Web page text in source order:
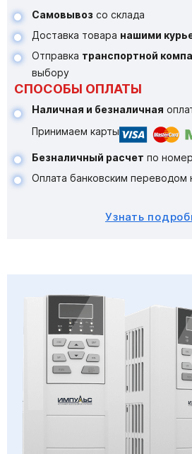
Самовывоз со склада
Доставка товара нашими
Отправка транспортной
выбору
СПОСОБЫ ОПЛАТЫ
Наличная и безналичная
Принимаем карты
Безналичный расчет по
Оплата банковским переводом
Узнать